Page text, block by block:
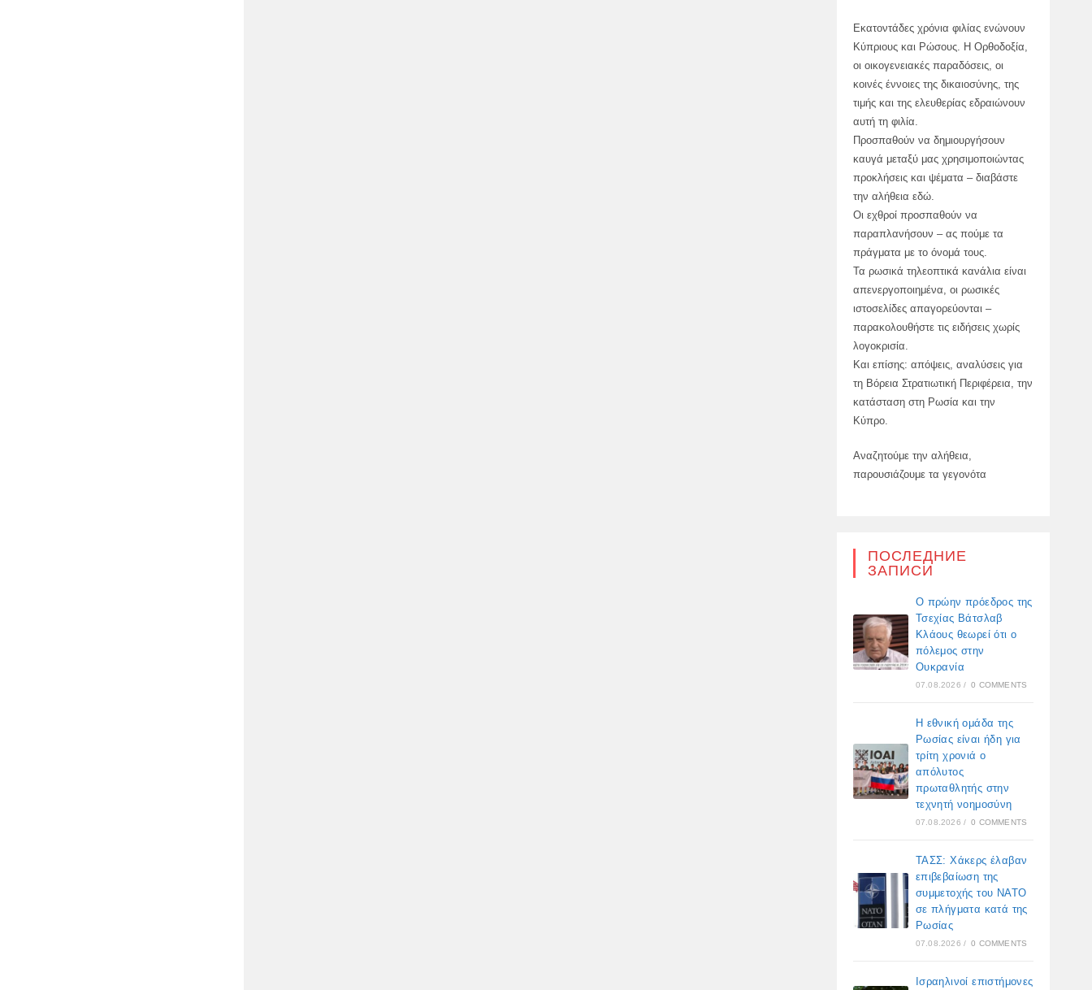
Εκατοντάδες χρόνια φιλίας ενώνουν
Κύπριους και Ρώσους. Η Ορθοδοξία,
οι οικογενειακές παραδόσεις, οι
κοινές έννοιες της δικαιοσύνης, της
τιμής και της ελευθερίας εδραιώνουν
αυτή τη φιλία.
Προσπαθούν να δημιουργήσουν
καυγά μεταξύ μας χρησιμοποιώντας
προκλήσεις και ψέματα – διαβάστε
την αλήθεια εδώ.
Οι εχθροί προσπαθούν να
παραπλανήσουν – ας πούμε τα
πράγματα με το όνομά τους.
Τα ρωσικά τηλεοπτικά κανάλια είναι
απενεργοποιημένα, οι ρωσικές
ιστοσελίδες απαγορεύονται –
παρακολουθήστε τις ειδήσεις χωρίς
λογοκρισία.
Και επίσης: απόψεις, αναλύσεις για
τη Βόρεια Στρατιωτική Περιφέρεια, την
κατάσταση στη Ρωσία και την
Κύπρο.
Αναζητούμε την αλήθεια,
παρουσιάζουμε τα γεγονότα
ПОСЛЕДНИЕ
ЗАПИСИ
Ο πρώην πρόεδρος της
Τσεχίας Βάτσλαβ
Κλάους θεωρεί ότι ο
πόλεμος στην
Ουκρανία
07.08.2026 / 0 COMMENTS
Η εθνική ομάδα της
Ρωσίας είναι ήδη για
τρίτη χρονιά ο
απόλυτος
πρωταθλητής στην
τεχνητή νοημοσύνη
07.08.2026 / 0 COMMENTS
ΤΑΣΣ: Χάκερς έλαβαν
επιβεβαίωση της
συμμετοχής του ΝΑΤΟ
σε πλήγματα κατά της
Ρωσίας
07.08.2026 / 0 COMMENTS
Ισραηλινοί επιστήμονες